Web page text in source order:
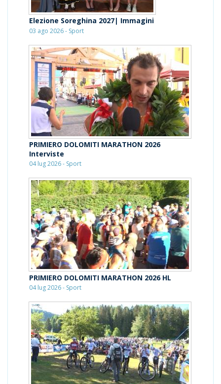
Elezione Soreghina 2027| Immagini
03 ago 2026 - Sport
PRIMIERO DOLOMITI MARATHON 2026
Interviste
04 lug 2026 - Sport
PRIMIERO DOLOMITI MARATHON 2026 HL
04 lug 2026 - Sport